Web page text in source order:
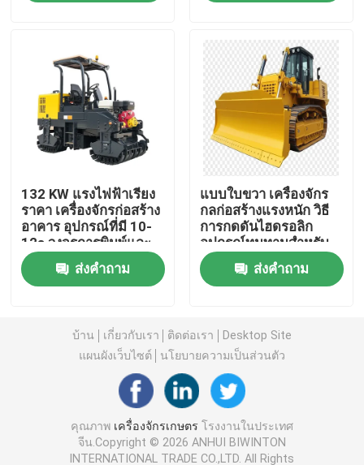
เครื่องจักรกลโลจิสติกส์
เครื่องทําความสะอาด
เครื่องบรรจุภัณฑ์อุตสาหกรรม
เครื่องจักรก่อสร้างอาคาร
อุปกรณ์กู้ภัยฉุกเฉิน
มอเตอร์ไฟฟ้าอุตสาหกรรม
ตลับลูกปืนเม็ดกลม
132 KW แรงไฟฟ้าเรียง
ราคา เครื่องจักรก่อสร้าง
อาคาร อุปกรณ์ที่มี 10-
12s วงจรการพิมพ์และ
1000 มม ความกว้าง
milling รับประกันการทํา
งาน
ส่งคำถาม
แบบใบขวา เครื่องจักร
กลก่อสร้างแรงหนัก วิธี
การกดดันไฮดรอลิก
อุปกรณ์ทนทานสําหรับ
โครงการขนาดใหญ่
ส่งคำถาม
บ้าน เกี่ยวกับเรา ติดต่อเรา
Desktop Site
แผนผังเว็บไซต์
นโยบายความเป็นส่วนตัว
คุณภาพ เครื่องจักรเกษตรโรงงานในประเทศ
จีน.Copyright © 2026 ANHUI BIWINTON
INTERNATIONAL TRADE CO.,LTD. All Rights